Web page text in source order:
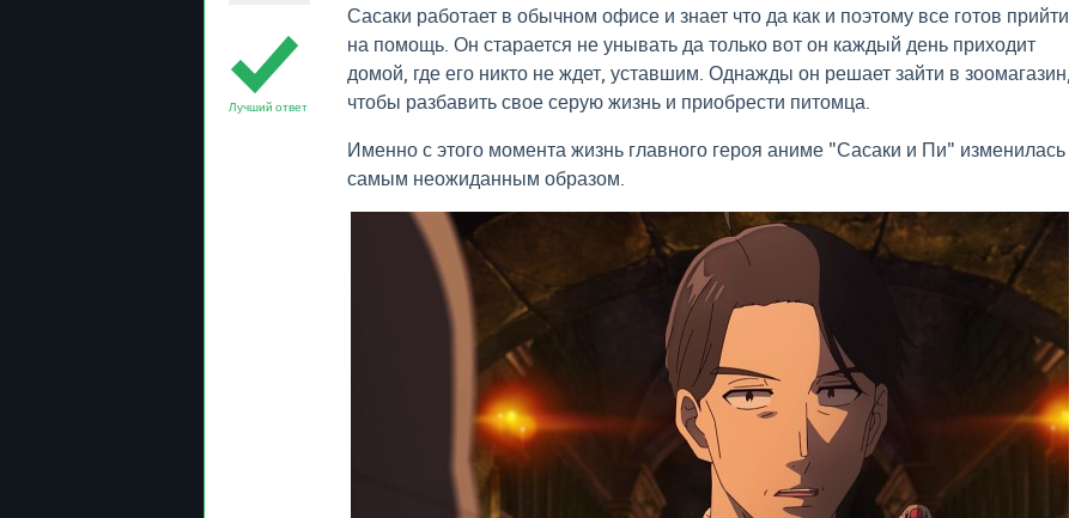
Лучший ответ
Сасаки работает в обычном офисе и знает что да как и поэтому все готов прийти
на помощь. Он старается не унывать да только вот он каждый день приходит
домой, где его никто не ждет, уставшим. Однажды он решает зайти в зоомагазин,
чтобы разбавить свое серую жизнь и приобрести питомца.
Именно с этого момента жизнь главного героя аниме "Сасаки и Пи" изменилась
самым неожиданным образом.